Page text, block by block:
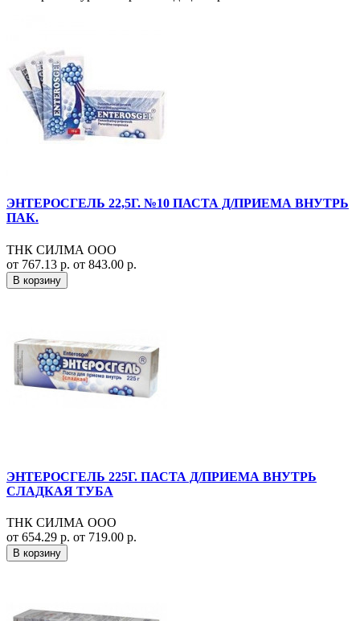
ЭНТЕРОСГЕЛЬ 22,5Г. №10 ПАСТА Д/ПРИЕМА ВНУТРЬ
ПАК.
ТНК СИЛМА ООО
от 767.13 р. от 843.00 р.
В корзину
ЭНТЕРОСГЕЛЬ 225Г. ПАСТА Д/ПРИЕМА ВНУТРЬ
СЛАДКАЯ ТУБА
ТНК СИЛМА ООО
от 654.29 р. от 719.00 р.
В корзину